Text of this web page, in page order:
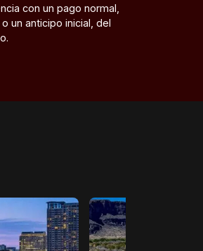
con un pago normal,
un anticipo inicial, del